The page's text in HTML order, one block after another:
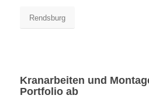
Rendsburg
Kranarbeiten und
Portfolio ab